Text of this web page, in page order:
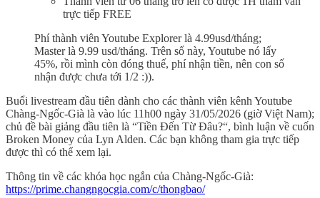
trực tiếp FREE
Phí thành viên Youtube Explorer là 4.99usd/tháng;
Master là 9.99 usd/tháng. Trên số này, Youtube nó lấy
45%, rồi mình còn đóng thuế, phí nhận tiền, nên con số
nhận được chưa tới 1/2 :)).
Buổi livestream đầu tiên dành cho các thành viên kênh Youtube
Chàng-Ngốc-Già là vào lúc 11h00 ngày 31/05/2026 (giờ Việt Nam);
chủ đề bài giảng đầu tiên là “Tiền Đến Từ Đâu?“, bình luận về cuốn
Broken Money của Lyn Alden. Các bạn không tham gia trực tiếp
được thì có thể xem lại.
Thông tin về các khóa học ngắn của Chàng-Ngốc-Già:
https://prime.changngocgia.com/c/thongbao/